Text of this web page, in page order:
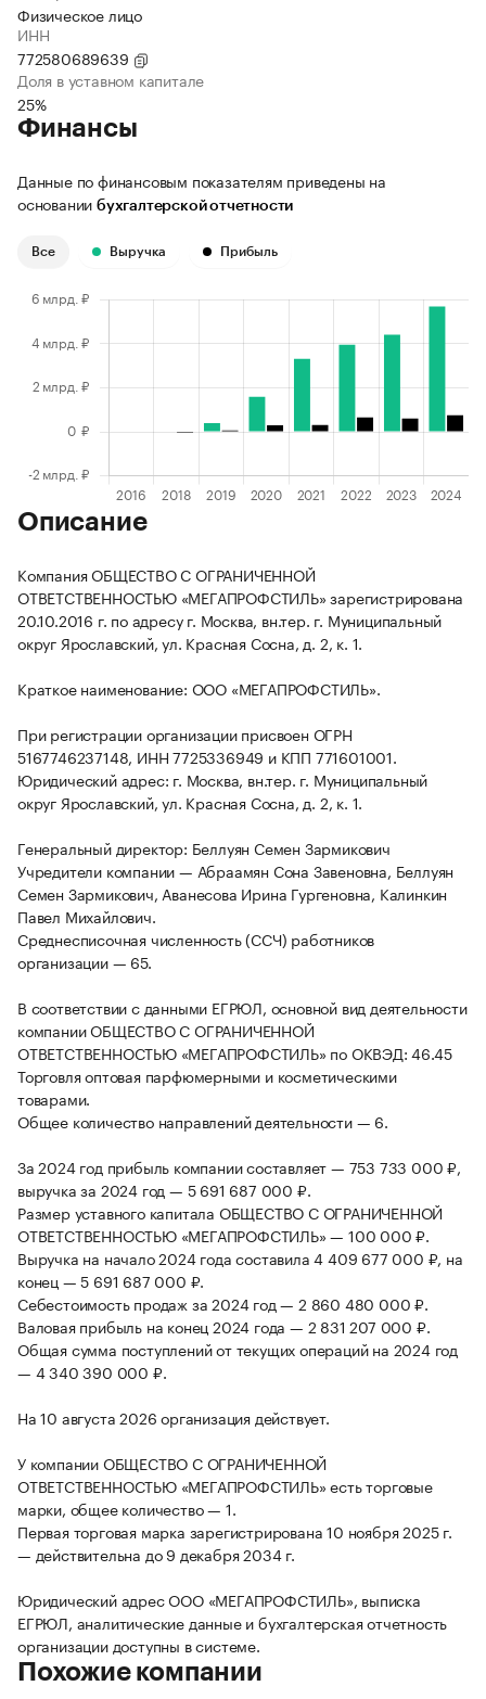
Физическое лицо
ИНН
772580689639
Доля в уставном капитале
25%
Финансы
Данные по финансовым показателям приведены на
основании бухгалтерской отчетности
Все Выручка Прибыль
Описание
Компания ОБЩЕСТВО С ОГРАНИЧЕННОЙ
ОТВЕТСТВЕННОСТЬЮ «МЕГАПРОФСТИЛЬ» зарегистрирована
20.10.2016 г. по адресу г. Москва, вн.тер. г. Муниципальный
округ Ярославский, ул. Красная Сосна, д. 2, к. 1.
Краткое наименование: ООО «МЕГАПРОФСТИЛЬ».
При регистрации организации присвоен ОГРН
5167746237148, ИНН 7725336949 и КПП 771601001.
Юридический адрес: г. Москва, вн.тер. г. Муниципальный
округ Ярославский, ул. Красная Сосна, д. 2, к. 1.
Генеральный директор: Беллуян Семен Зармикович
Учредители компании — Абраамян Сона Завеновна, Беллуян
Семен Зармикович, Аванесова Ирина Гургеновна, Калинкин
Павел Михайлович.
Среднесписочная численность (ССЧ) работников
организации — 65.
В соответствии с данными ЕГРЮЛ, основной вид деятельности
компании ОБЩЕСТВО С ОГРАНИЧЕННОЙ
ОТВЕТСТВЕННОСТЬЮ «МЕГАПРОФСТИЛЬ» по ОКВЭД: 46.45
Торговля оптовая парфюмерными и косметическими
товарами.
Общее количество направлений деятельности — 6.
За 2024 год прибыль компании составляет — 753 733 000 ₽,
выручка за 2024 год — 5 691 687 000 ₽.
Размер уставного капитала ОБЩЕСТВО С ОГРАНИЧЕННОЙ
ОТВЕТСТВЕННОСТЬЮ «МЕГАПРОФСТИЛЬ» — 100 000 ₽.
Выручка на начало 2024 года составила 4 409 677 000 ₽, на
конец — 5 691 687 000 ₽.
Себестоимость продаж за 2024 год — 2 860 480 000 ₽.
Валовая прибыль на конец 2024 года — 2 831 207 000 ₽.
Общая сумма поступлений от текущих операций на 2024 год
— 4 340 390 000 ₽.
На 10 августа 2026 организация действует.
У компании ОБЩЕСТВО С ОГРАНИЧЕННОЙ
ОТВЕТСТВЕННОСТЬЮ «МЕГАПРОФСТИЛЬ» есть торговые
марки, общее количество — 1.
Первая торговая марка зарегистрирована 10 ноября 2025 г.
— действительна до 9 декабря 2034 г.
Юридический адрес ООО «МЕГАПРОФСТИЛЬ», выписка
ЕГРЮЛ, аналитические данные и бухгалтерская отчетность
организации доступны в системе.
Похожие компании